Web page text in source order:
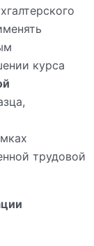
курса
трудовой